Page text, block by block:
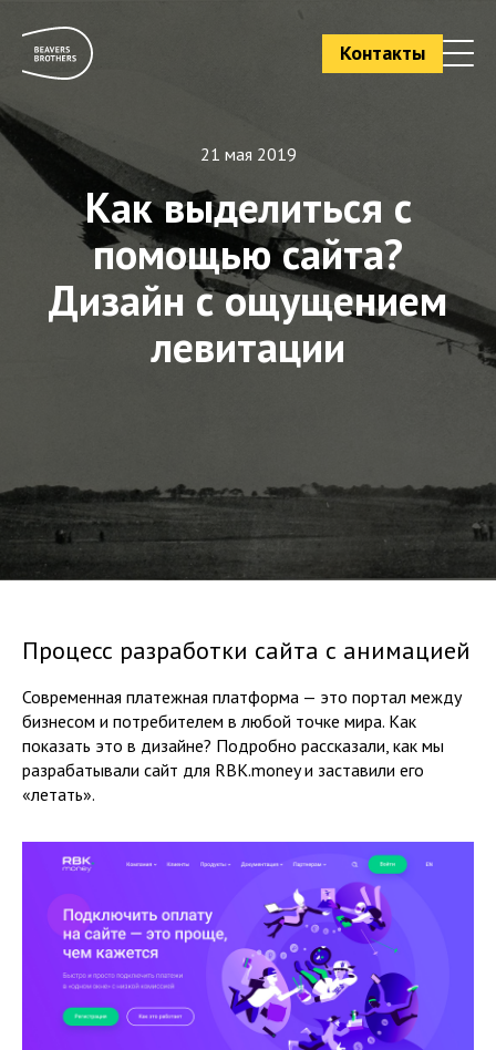
Контакты
21 мая 2019
Как выделиться с
помощью сайта?
Дизайн с ощущением
левитации
Процесс разработки сайта с анимацией
Современная платежная платформа — это портал между
бизнесом и потребителем в любой точке мира. Как
показать это в дизайне? Подробно рассказали, как мы
разрабатывали сайт для RBK.money и заставили его
«летать».